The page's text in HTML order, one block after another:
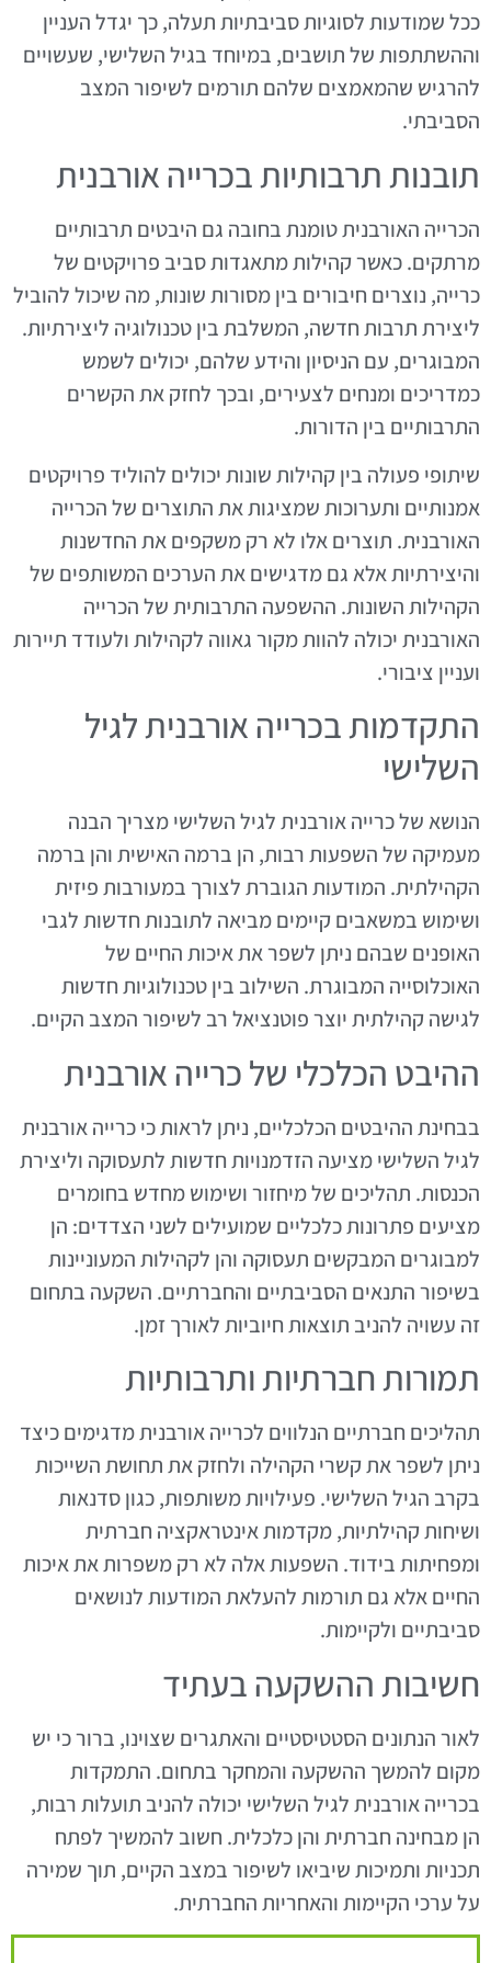
ככל שמודעות לסוגיות סביבתיות תעלה, כך יגדל העניין
וההשתתפות של תושבים, במיוחד בגיל השלישי, שעשויים
להרגיש שהמאמצים שלהם תורמים לשיפור המצב
הסביבתי.
תובנות תרבותיות בכרייה אורבנית
הכרייה האורבנית טומנת בחובה גם היבטים תרבותיים
מרתקים. כאשר קהילות מתאגדות סביב פרויקטים של
כרייה, נוצרים חיבורים בין מסורות שונות, מה שיכול להוביל
ליצירת תרבות חדשה, המשלבת בין טכנולוגיה ליצירתיות.
המבוגרים, עם הניסיון והידע שלהם, יכולים לשמש
כמדריכים ומנחים לצעירים, ובכך לחזק את הקשרים
התרבותיים בין הדורות.
שיתופי פעולה בין קהילות שונות יכולים להוליד פרויקטים
אמנותיים ותערוכות שמציגות את התוצרים של הכרייה
האורבנית. תוצרים אלו לא רק משקפים את החדשנות
והיצירתיות אלא גם מדגישים את הערכים המשותפים של
הקהילות השונות. ההשפעה התרבותית של הכרייה
האורבנית יכולה להוות מקור גאווה לקהילות ולעודד תיירות
ועניין ציבורי.
התקדמות בכרייה אורבנית לגיל
השלישי
הנושא של כרייה אורבנית לגיל השלישי מצריך הבנה
מעמיקה של השפעות רבות, הן ברמה האישית והן ברמה
הקהילתית. המודעות הגוברת לצורך במעורבות פיזית
ושימוש במשאבים קיימים מביאה לתובנות חדשות לגבי
האופנים שבהם ניתן לשפר את איכות החיים של
האוכלוסייה המבוגרת. השילוב בין טכנולוגיות חדשות
לגישה קהילתית יוצר פוטנציאל רב לשיפור המצב הקיים.
ההיבט הכלכלי של כרייה אורבנית
בבחינת ההיבטים הכלכליים, ניתן לראות כי כרייה אורבנית
לגיל השלישי מציעה הזדמנויות חדשות לתעסוקה וליצירת
הכנסות. תהליכים של מיחזור ושימוש מחדש בחומרים
מציעים פתרונות כלכליים שמועילים לשני הצדדים: הן
למבוגרים המבקשים תעסוקה והן לקהילות המעוניינות
בשיפור התנאים הסביבתיים והחברתיים. השקעה בתחום
זה עשויה להניב תוצאות חיוביות לאורך זמן.
תמורות חברתיות ותרבותיות
תהליכים חברתיים הנלווים לכרייה אורבנית מדגימים כיצד
ניתן לשפר את קשרי הקהילה ולחזק את תחושת השייכות
בקרב הגיל השלישי. פעילויות משותפות, כגון סדנאות
ושיחות קהילתיות, מקדמות אינטראקציה חברתית
ומפחיתות בידוד. השפעות אלה לא רק משפרות את איכות
החיים אלא גם תורמות להעלאת המודעות לנושאים
סביבתיים ולקיימות.
חשיבות ההשקעה בעתיד
לאור הנתונים הסטטיסטיים והאתגרים שצוינו, ברור כי יש
מקום להמשך ההשקעה והמחקר בתחום. התמקדות
בכרייה אורבנית לגיל השלישי יכולה להניב תועלות רבות,
הן מבחינה חברתית והן כלכלית. חשוב להמשיך לפתח
תכניות ותמיכות שיביאו לשיפור במצב הקיים, תוך שמירה
על ערכי הקיימות והאחריות החברתית.